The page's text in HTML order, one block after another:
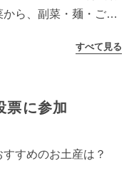
から、副菜・麺・ごは
すべて見る
票に参加
すめのお土産は？